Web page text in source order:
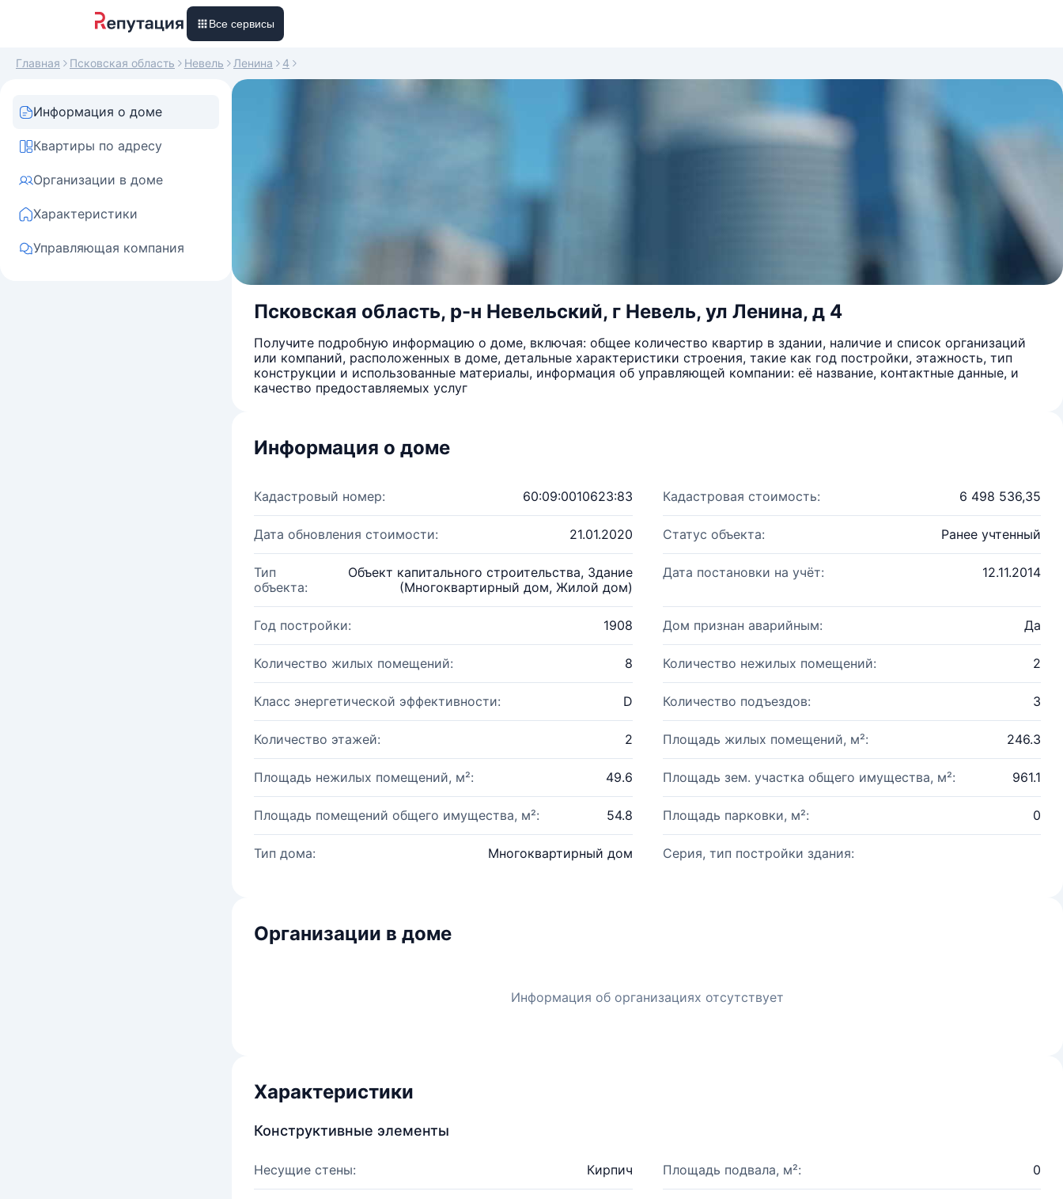
Все сервисы
Главная Псковская область Невель Ленина 4
Информация о доме
Квартиры по адресу
Организации в доме
Характеристики
Управляющая компания
Псковская область, р-н Невельский, г Невель, ул Ленина, д 4
Получите подробную информацию о доме, включая: общее количество квартир в здании, наличие и список организаций
или компаний, расположенных в доме, детальные характеристики строения, такие как год постройки, этажность, тип
конструкции и использованные материалы, информация об управляющей компании: её название, контактные данные, и
качество предоставляемых услуг
Информация о доме
Кадастровый номер: 60:09:0010623:83 Кадастровая стоимость: 6 498 536,35
Дата обновления стоимости: 21.01.2020 Статус объекта: Ранее учтенный
Тип
объекта:
Объект капитального строительства, Здание
(Многоквартирный дом, Жилой дом)
Дата постановки на учёт: 12.11.2014
Год постройки: 1908 Дом признан аварийным: Да
Количество жилых помещений: 8 Количество нежилых помещений: 2
Класс энергетической эффективности: D Количество подъездов: 3
Количество этажей: 2 Площадь жилых помещений, м²: 246.3
Площадь нежилых помещений, м²: 49.6 Площадь зем. участка общего имущества, м²: 961.1
Площадь помещений общего имущества, м²: 54.8 Площадь парковки, м²: 0
Тип дома: Многоквартирный дом Серия, тип постройки здания:
Организации в доме
Информация об организациях отсутствует
Характеристики
Конструктивные элементы
Несущие стены: Кирпич Площадь подвала, м²: 0